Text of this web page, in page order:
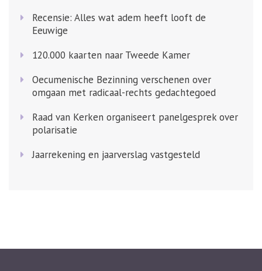
Recensie: Alles wat adem heeft looft de
Eeuwige
120.000 kaarten naar Tweede Kamer
Oecumenische Bezinning verschenen over
omgaan met radicaal-rechts gedachtegoed
Raad van Kerken organiseert panelgesprek over
polarisatie
Jaarrekening en jaarverslag vastgesteld